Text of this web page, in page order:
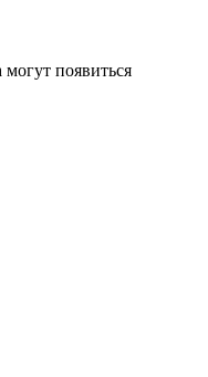
появиться